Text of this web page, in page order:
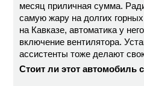
месяц приличная сумма.
самую жару на долгих
на Кавказе, автоматика у
включение вентилятора.
ассистенты тоже делают
Стоит ли этот автомобиль